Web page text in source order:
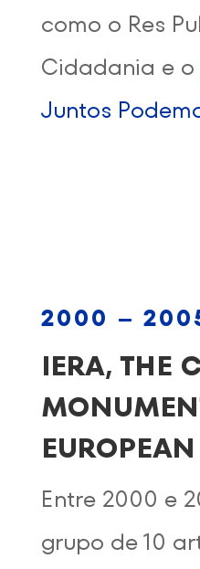
como o Res
Cidadania e o
Juntos
2000 –
IERA, THE
Entre 2000 e
grupo de 10